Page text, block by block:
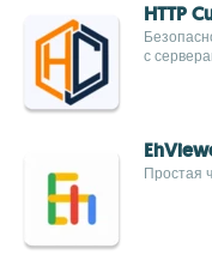
HTTP
с
Простая